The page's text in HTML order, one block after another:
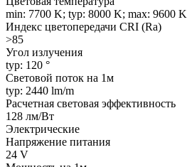
min: 7700 K; typ: 8000 K; max: 9600 K
Индекс цветопередачи CRI (Ra)
>85
Угол излучения
typ: 120 °
Световой поток на 1м
typ: 2440 lm/m
Расчетная световая эффективность
128 лм/Вт
Электрические
Напряжение питания
24 V